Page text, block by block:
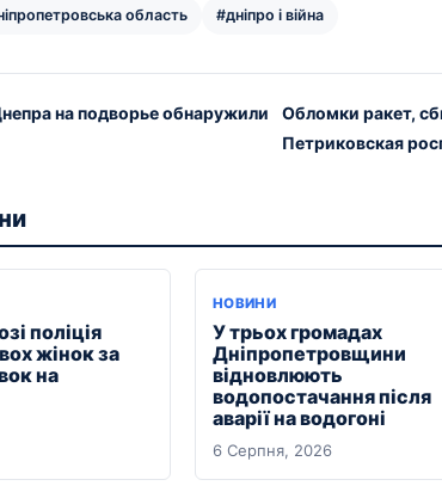
область #дніпро і війна
на подворье обнаружили
Обломки ракет,
Петриковская
поліція
жінок за
на
НОВИНИ
У трьох громадах
Дніпропетровщини
відновлюють
водопостачання після
аварії на водогоні
6 Серпня, 2026